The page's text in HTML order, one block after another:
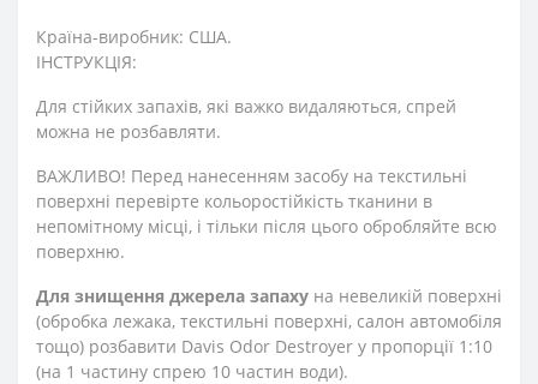
Країна-виробник: США.
ІНСТРУКЦІЯ:
Для стійких запахів, які важко видаляються, спрей
можна не розбавляти.
ВАЖЛИВО! Перед нанесенням засобу на текстильні
поверхні перевірте кольоростійкість тканини в
непомітному місці, і тільки після цього обробляйте всю
поверхню.
Для знищення джерела запаху на невеликій поверхні
(обробка лежака, текстильні поверхні, салон автомобіля
тощо) розбавити Davis Odor Destroyer у пропорції 1:10
(на 1 частину спрею 10 частин води).